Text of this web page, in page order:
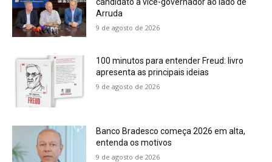
candidato a vice-governador ao lado de
Arruda
9 de agosto de 2026
100 minutos para entender Freud: livro
apresenta as principais ideias
9 de agosto de 2026
Banco Bradesco começa 2026 em alta,
entenda os motivos
9 de agosto de 2026